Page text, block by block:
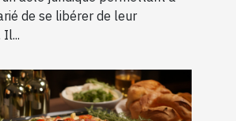
de se libérer de leur